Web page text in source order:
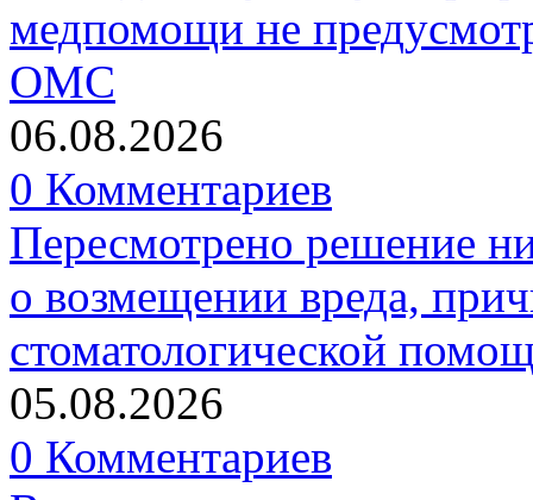
медпомощи не
ОМС
06.08.2026
0 Комментариев
Пересмотрено решение
о возмещении вреда,
стоматологической
05.08.2026
0 Комментариев